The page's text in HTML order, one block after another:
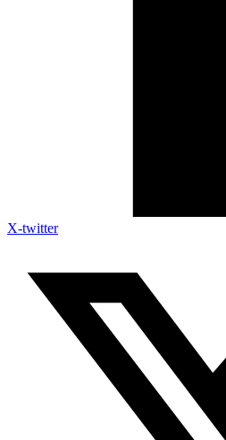
X-twitter